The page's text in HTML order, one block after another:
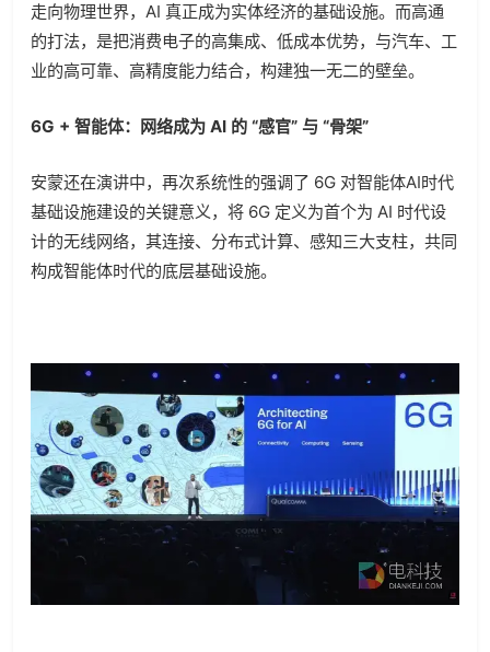
走向物理世界，AI 真正成为实体经济的基础设施。而高通
的打法，是把消费电子的高集成、低成本优势，与汽车、工
业的高可靠、高精度能力结合，构建独一无二的壁垒。
6G + 智能体：网络成为 AI 的 “感官” 与 “骨架”
安蒙还在演讲中，再次系统性的强调了 6G 对智能体AI时代
基础设施建设的关键意义，将 6G 定义为首个为 AI 时代设
计的无线网络，其连接、分布式计算、感知三大支柱，共同
构成智能体时代的底层基础设施。